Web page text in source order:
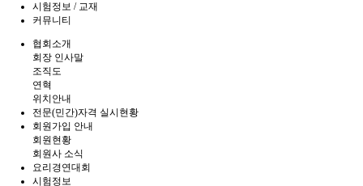
시험정보 / 교재
커뮤니티
협회소개
회장 인사말
조직도
연혁
위치안내
전문(민간)자격 실시현황
회원가입 안내
회원현황
회원사 소식
요리경연대회
시험정보